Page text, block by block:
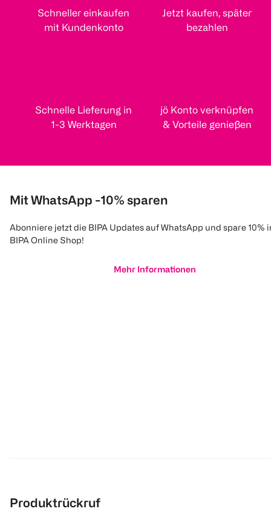
Schneller einkaufen
mit Kundenkonto
Jetzt kaufen, später
bezahlen
Schnelle Lieferung in
1-3 Werktagen
jö Konto verknüpfen
& Vorteile genießen
Mit WhatsApp -10% sparen
Abonniere jetzt die BIPA Updates auf WhatsApp und spare 10%
BIPA Online Shop!
Mehr Informationen
Produktrückruf